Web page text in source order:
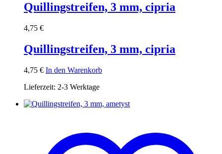
Quillingstreifen, 3 mm, cipria
4,75 €
Quillingstreifen, 3 mm, cipria
4,75 € In den Warenkorb
Lieferzeit: 2-3 Werktage